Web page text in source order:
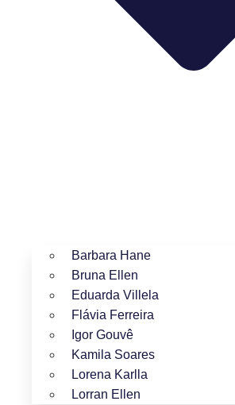
Barbara Hane
Bruna Ellen
Eduarda Villela
Flávia Ferreira
Igor Gouvê
Kamila Soares
Lorena Karlla
Lorran Ellen